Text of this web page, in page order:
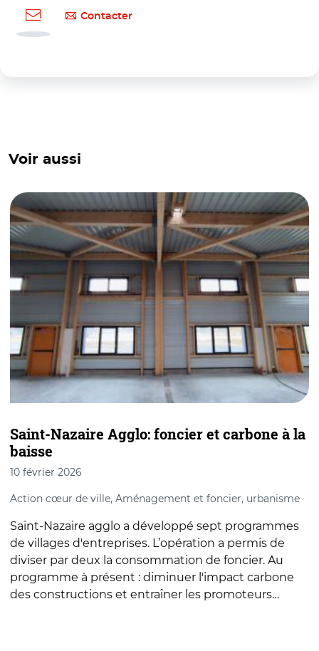
Contacter
Voir aussi
Saint-Nazaire Agglo: foncier et carbone à la
baisse
10 février 2026
Action cœur de ville, Aménagement et foncier, urbanisme
Saint-Nazaire agglo a développé sept programmes
de villages d'entreprises. L’opération a permis de
diviser par deux la consommation de foncier. Au
programme à présent : diminuer l'impact carbone
des constructions et entraîner les promoteurs…